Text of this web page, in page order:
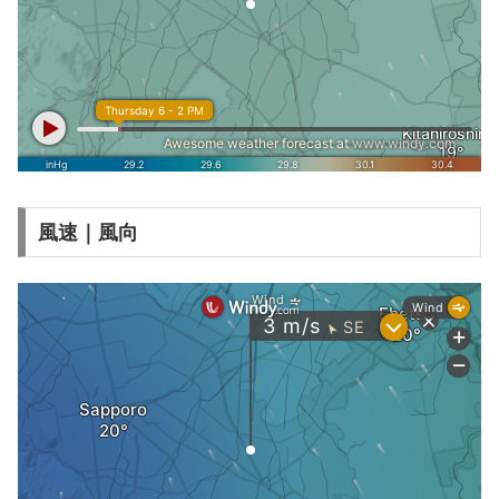
風速｜風向